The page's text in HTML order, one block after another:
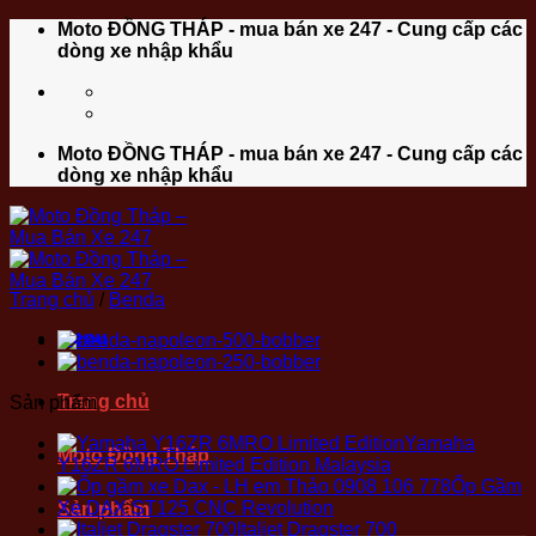
dung
Moto ĐỒNG THÁP - mua bán xe 247 - Cung cấp các
dòng xe nhập khẩu
Moto ĐỒNG THÁP - mua bán xe 247 - Cung cấp các
dòng xe nhập khẩu
Menu
Trang chủ
Moto Đồng Tháp
Sản phẩm
Trang chủ / Benda
Sản phẩm
Yamaha
Y16ZR 6MRO Limited Edition Malaysia
Ốp Gầm
Xe DAX ST125 CNC Revolution
Italjet Dragster 700